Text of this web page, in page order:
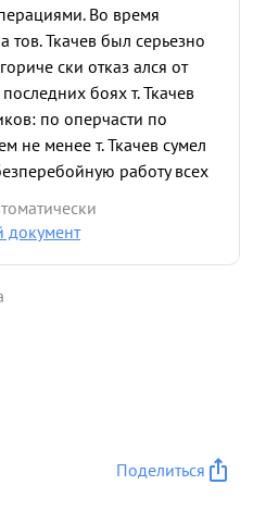
Во время
Ткачев был серьезно
ски отказ ался от
боях т. Ткачев
по оперчасти по
не менее т. Ткачев сумел
работу всех
капитан Ткачев всегда
личной отваги и
документ
Поделиться